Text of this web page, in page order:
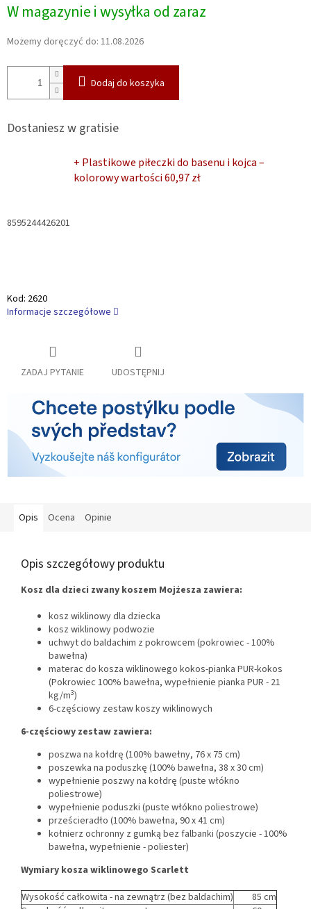
jednostkowa:
W magazynie i wysyłka od zaraz
Możemy doręczyć do: 11.08.2026
Dodaj do koszyka
Dostaniesz w gratisie
+ Plastikowe piłeczki do basenu i kojca –
kolorowywartości 60,97 zł
8595244426201
Kod: 2620
Informacje szczegółowe
ZADAJ PYTANIE UDOSTĘPNIJ
Opis Ocena Opinie
Opis szczegółowy produktu
Kosz dla dzieci zwany koszem Mojżesza zawiera:
kosz wiklinowy dla dziecka
kosz wiklinowy podwozie
uchwyt do baldachim z pokrowcem (pokrowiec - 100%
bawełna)
materac do kosza wiklinowego kokos-pianka PUR-kokos
(Pokrowiec 100% bawełna, wypełnienie pianka PUR - 21
kg/m3)
6-częściowy zestaw koszy wiklinowych
6-częściowy zestaw zawiera:
poszwa na kołdrę (100% bawełny, 76 x 75 cm)
poszewka na poduszkę (100% bawełna, 38 x 30 cm)
wypełnienie poszwy na kołdrę (puste włókno
poliestrowe)
wypełnienie poduszki (puste włókno poliestrowe)
prześcieradło (100% bawełna, 90 x 41 cm)
kołnierz ochronny z gumką bez falbanki (poszycie - 100%
bawełna, wypełnienie - poliester)
Wymiary kosza wiklinowego Scarlett
Wysokość całkowita - na zewnątrz (bez baldachim)
85 cm